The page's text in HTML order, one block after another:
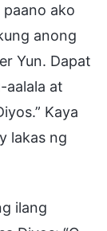
ako
anong
Yun. Dapat
aalala at
Kaya
lakas ng
ilang